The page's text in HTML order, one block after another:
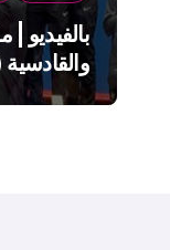
بالفيديو |
السعودي